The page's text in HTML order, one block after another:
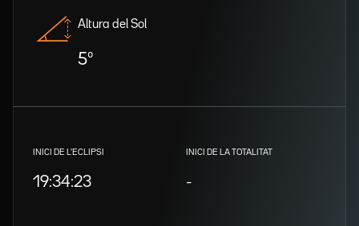
Altura del Sol
5º
INICI DE L'ECLIPSI
19:34:23
INICI DE LA TOTALITAT
-